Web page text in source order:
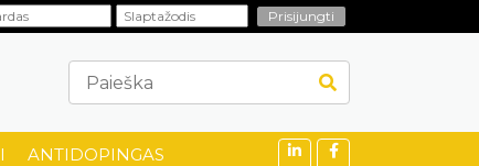
ANTIDOPINGAS